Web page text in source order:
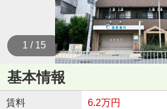
1 / 15
基本情報
賃料 6.2万円